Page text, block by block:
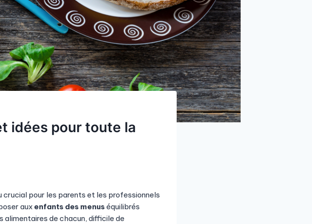
idées pour toute la
crucial pour les parents et les professionnels
aux enfants des menuséquilibrés
alimentaires de chacun, difficile de